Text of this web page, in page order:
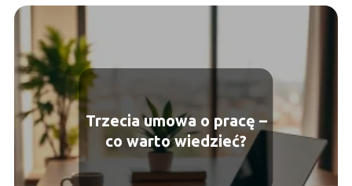
Trzecia umowa o pracę –
co warto wiedzieć?